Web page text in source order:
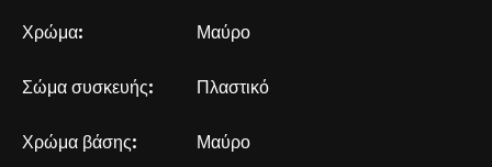
Χρώμα: Μαύρο
Σώμα συσκευής: Πλαστικό
Χρώμα βάσης: Μαύρο